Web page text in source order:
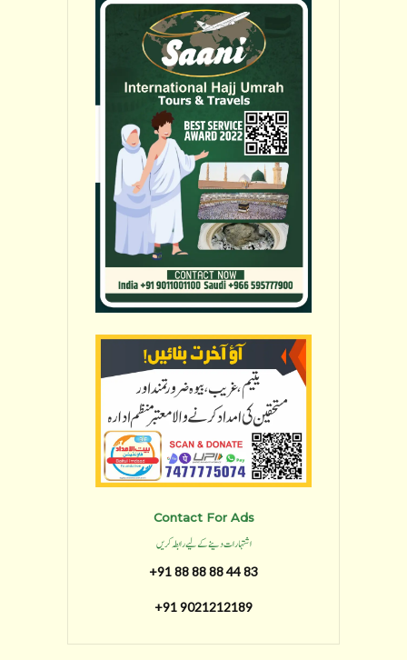
Contact For Ads
اشتہارات دینے کے لیے رابطہ کریں
+91 88 88 88 44 83
+91 9021212189